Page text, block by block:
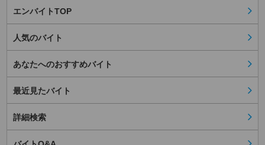
エンバイトTOP
人気のバイト
あなたへのおすすめバイト
最近見たバイト
詳細検索